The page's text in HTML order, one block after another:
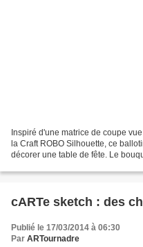
Inspiré d'une matrice de coupe
la Craft ROBO Silhouette, ce
décorer une table de fête. Le
cARTe sketch : des
Publié le 17/03/2014 à 06:30
Par ARTournadre